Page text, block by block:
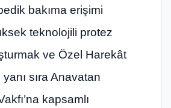
bakıma erişimi
teknolojili protez
ve Özel Harekât
yanı sıra Anavatan
kapsamlı